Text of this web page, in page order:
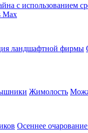
с использованием
Max
ландшафтной фирмы
Жимолость
Осеннее очарование